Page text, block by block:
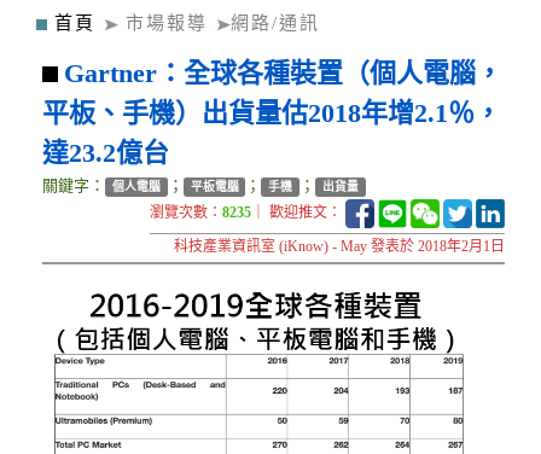
首頁 市場報導 網路/通訊
Gartner：全球各種裝置（個人電腦，
平板、手機）出貨量估2018年增2.1％，
達23.2億台
關鍵字： 個人電腦 ； 平板電腦 ； 手機 ； 出貨量
瀏覽次數：8235 ｜ 歡迎推文：
科技產業資訊室 (iKnow) - May 發表於 2018年2月1日